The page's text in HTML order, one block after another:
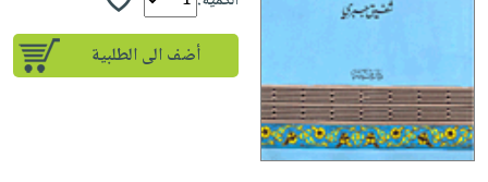
إختياراتنا
أكاديمية
صندوق
القراءة
حدود
أسئلة
يتكرر
تحميل
masmu3
على
مبيعاً
إختياراتنا
وسائل
الصحة
والعناية
الشخصية
جديد
أضف الى الطلبية